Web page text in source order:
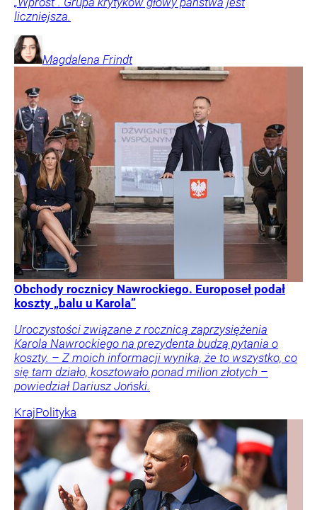
liczniejsza.
Magdalena Frindt
Obchody rocznicy Nawrockiego. Europoseł podał
koszty „balu u Karola”
Uroczystości związane z rocznicą zaprzysiężenia
Karola Nawrockiego na prezydenta budzą pytania o
koszty. – Z moich informacji wynika, że to wszystko, co
się tam działo, kosztowało ponad milion złotych –
powiedział Dariusz Joński.
KrajPolityka